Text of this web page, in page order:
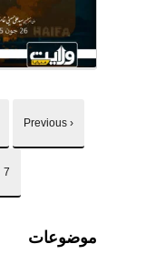
‹ Previous
7
موضوعات